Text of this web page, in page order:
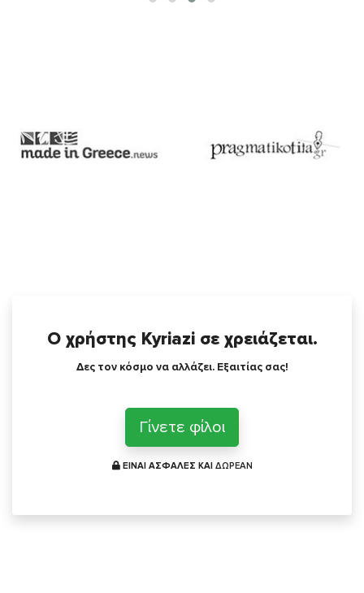
Ο χρήστης Kyriazi σε χρειάζεται.
Δες τον κόσμο να αλλάζει. Εξαιτίας σας!
Γίνετε φίλοι
ΕΙΝΑΙ ΑΣΦΑΛΕΣ ΚΑΙ ΔΩΡΕΑΝ